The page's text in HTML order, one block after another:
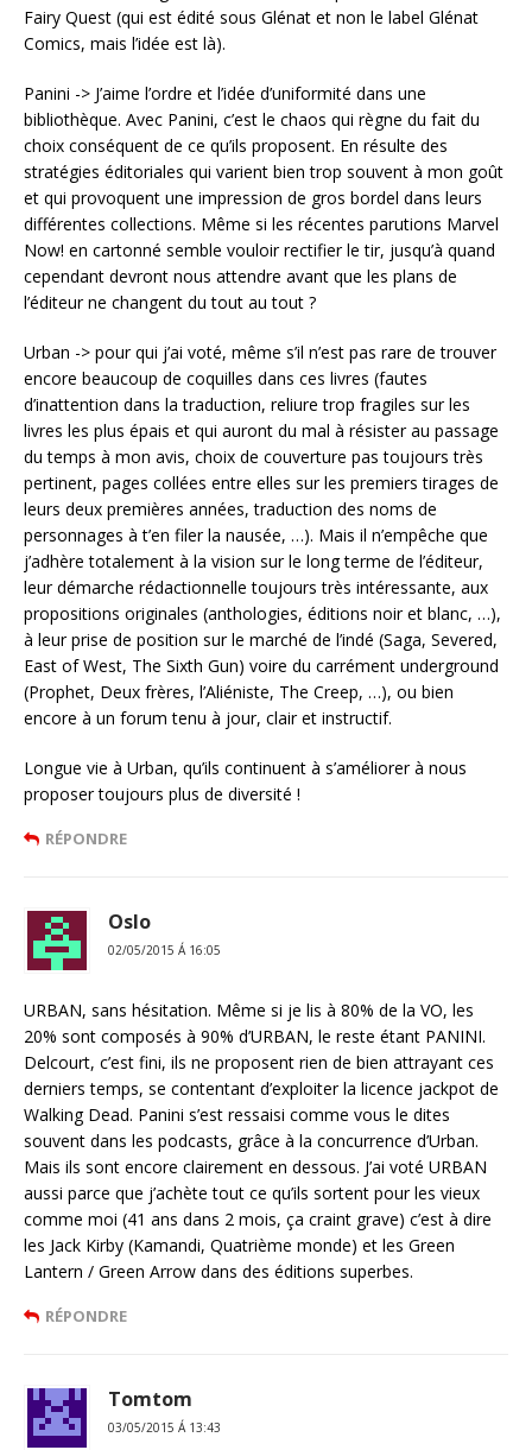
Fairy Quest (qui est édité sous Glénat et non le label Glénat
Comics, mais l’idée est là).
Panini -> J’aime l’ordre et l’idée d’uniformité dans une
bibliothèque. Avec Panini, c’est le chaos qui règne du fait du
choix conséquent de ce qu’ils proposent. En résulte des
stratégies éditoriales qui varient bien trop souvent à mon goût
et qui provoquent une impression de gros bordel dans leurs
différentes collections. Même si les récentes parutions Marvel
Now! en cartonné semble vouloir rectifier le tir, jusqu’à quand
cependant devront nous attendre avant que les plans de
l’éditeur ne changent du tout au tout ?
Urban -> pour qui j’ai voté, même s’il n’est pas rare de trouver
encore beaucoup de coquilles dans ces livres (fautes
d’inattention dans la traduction, reliure trop fragiles sur les
livres les plus épais et qui auront du mal à résister au passage
du temps à mon avis, choix de couverture pas toujours très
pertinent, pages collées entre elles sur les premiers tirages de
leurs deux premières années, traduction des noms de
personnages à t’en filer la nausée, …). Mais il n’empêche que
j’adhère totalement à la vision sur le long terme de l’éditeur,
leur démarche rédactionnelle toujours très intéressante, aux
propositions originales (anthologies, éditions noir et blanc, …),
à leur prise de position sur le marché de l’indé (Saga, Severed,
East of West, The Sixth Gun) voire du carrément underground
(Prophet, Deux frères, l’Aliéniste, The Creep, …), ou bien
encore à un forum tenu à jour, clair et instructif.
Longue vie à Urban, qu’ils continuent à s’améliorer à nous
proposer toujours plus de diversité !
RÉPONDRE
Oslo
02/05/2015 Á 16:05
URBAN, sans hésitation. Même si je lis à 80% de la VO, les
20% sont composés à 90% d’URBAN, le reste étant PANINI.
Delcourt, c’est fini, ils ne proposent rien de bien attrayant ces
derniers temps, se contentant d’exploiter la licence jackpot de
Walking Dead. Panini s’est ressaisi comme vous le dites
souvent dans les podcasts, grâce à la concurrence d’Urban.
Mais ils sont encore clairement en dessous. J’ai voté URBAN
aussi parce que j’achète tout ce qu’ils sortent pour les vieux
comme moi (41 ans dans 2 mois, ça craint grave) c’est à dire
les Jack Kirby (Kamandi, Quatrième monde) et les Green
Lantern / Green Arrow dans des éditions superbes.
RÉPONDRE
Tomtom
03/05/2015 Á 13:43